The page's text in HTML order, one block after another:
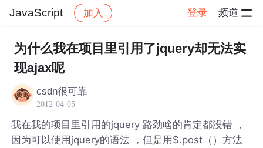
JavaScript 加入 登录 频道
社区 JavaScript 帖子详情
为什么我在项目里引用了jquery却无法实
现ajax呢
csdn很可靠
2012-04-05
我在我的项目里引用的jquery 路劲啥的肯定都没错 ，
因为可以使用jquery的语法 ，但是用$.post（）方法